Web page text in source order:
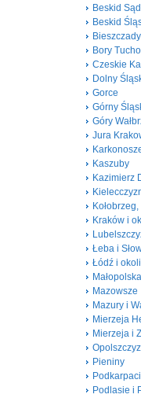
Beskid
Beskid
Bieszczady
Bory
Czeskie
Dolny
Gorce
Górny
Góry
Jura
Kaszuby
Kazimierz
Kraków i
Łeba i
Łódź i
Małopolska
Mazowsze
Mazury i
Mierzeja
Mierzeja i
Pieniny
Podlasie i